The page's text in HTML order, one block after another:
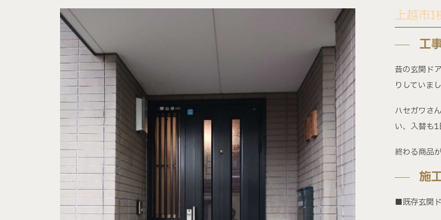
〒943-0173 新潟県上越市富岡539-7
上越市I
工
昔の玄関ド
りしていま
ハセガワさ
い、入替も
終わる商品
施
■既存玄関